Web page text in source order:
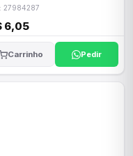
27984287
6,05
Carrinho Pedir